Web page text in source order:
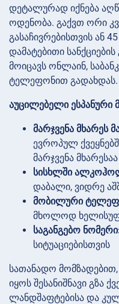
დეტალურად იქნება
ოდენობა. გაქვთ ორი
გასაჩივრებისთვის ან
დამატებითი
მოიცავს ონლაინ,
ტელეფონით გადახდას.
აუცილებელი ესპანური
მარჯვენა მხარეს
ევროპულ
მარჯვენა მხარესაა
სისხლში
დაბალი, ვიდრე
მობილური
მხოლოდ
საგანგებო
სიტუაციებისთვის
სათანადო მომზადებით,
იყოს შესანიშნავი გზა
ლანდშაფტებისა და